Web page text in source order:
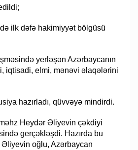
ilk dəfə hakimiyyət bölgüsü
yerləşən Azərbaycanın
iqtisadi, elmi, mənəvi əlaqələrini
hazırladı, qüvvəyə mindirdi.
Heydər Əliyevin çəkdiyi
gerçəkləşdi. Hazırda bu
oğlu, Azərbaycan